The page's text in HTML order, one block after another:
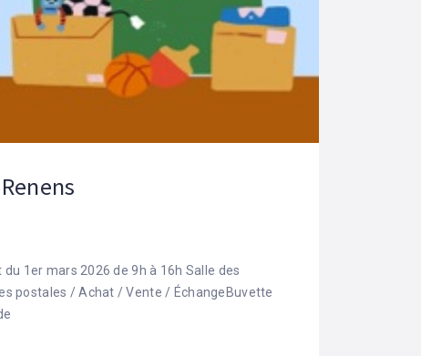
1er mars 2026 de 9h à 16h Salle des
postales / Achat / Vente / ÉchangeBuvette